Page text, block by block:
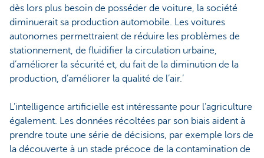
dès lors plus besoin de posséder de voiture, la société
diminuerait sa production automobile. Les voitures
autonomes permettraient de réduire les problèmes de
stationnement, de fluidifier la circulation urbaine,
d’améliorer la sécurité et, du fait de la diminution de la
production, d’améliorer la qualité de l’air.’
L’intelligence artificielle est intéressante pour l’agriculture
également. Les données récoltées par son biais aident à
prendre toute une série de décisions, par exemple lors de
la découverte à un stade précoce de la contamination de